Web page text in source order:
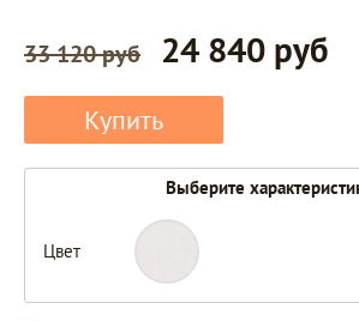
33 120 руб 24 840 руб
Купить
Выберите
Цвет
87425